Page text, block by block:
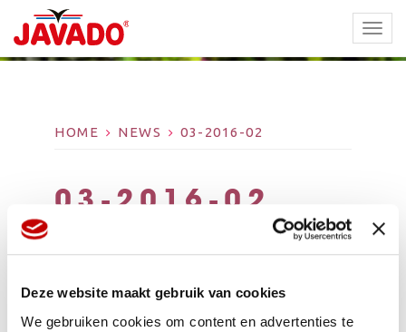
Deze website maakt gebruik van cookies
We gebruiken cookies om content en advertenties te
HOME NEWS 03-2016-02
03-2016-02